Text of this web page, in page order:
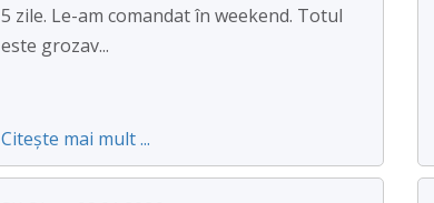
5 zile. Le-am comandat în weekend. Totul
este grozav...
Citește mai mult ...